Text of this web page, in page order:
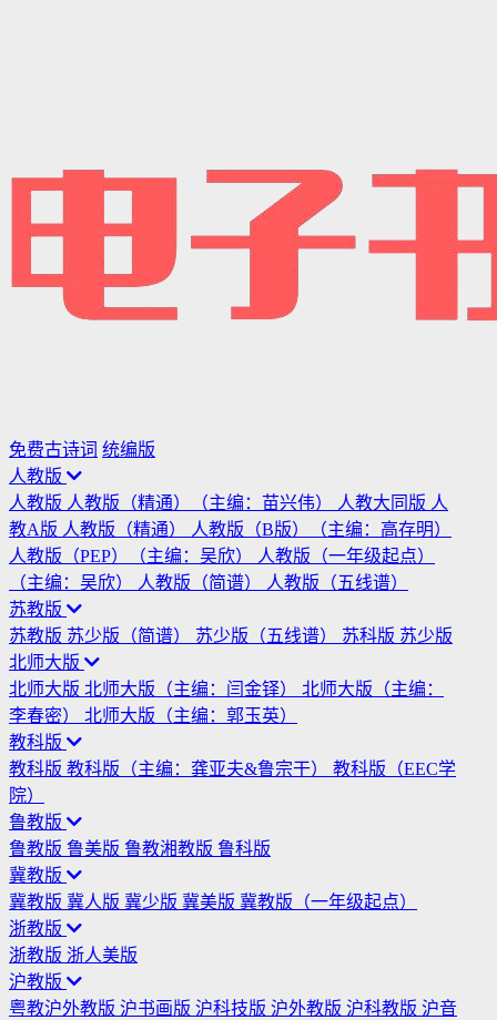
免费古诗词 统编版
人教版
人教版 人教版（精通）（主编：苗兴伟） 人教大同版 人
教A版 人教版（精通）
人教版（B版）（主编：高存明）
人教版（PEP）（主编：吴欣）
人教版（一年级起点）
（主编：吴欣）
人教版（简谱）
人教版（五线谱）
苏教版
苏教版 苏少版（简谱） 苏少版（五线谱） 苏科版 苏少版
北师大版
北师大版 北师大版（主编：闫金铎） 北师大版（主编：
李春密） 北师大版（主编：郭玉英）
教科版
教科版 教科版（主编：龚亚夫&鲁宗干） 教科版（EEC学
院）
鲁教版
鲁教版 鲁美版 鲁教湘教版 鲁科版
冀教版
冀教版 冀人版 冀少版 冀美版 冀教版（一年级起点）
浙教版
浙教版 浙人美版
沪教版
粤教沪外教版 沪书画版 沪科技版 沪外教版 沪科教版 沪音